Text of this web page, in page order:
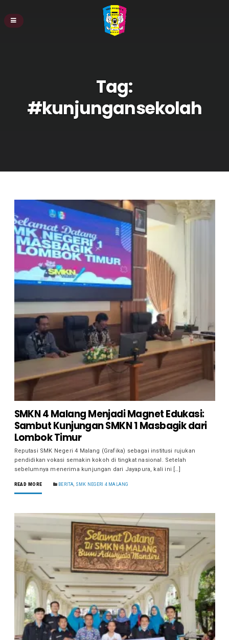
Tag:
#kunjungansekolah
SMKN 4 Malang Menjadi Magnet Edukasi:
Sambut Kunjungan SMKN 1 Masbagik dari
Lombok Timur
Reputasi SMK Negeri 4 Malang (Grafika) sebagai institusi rujukan
pendidikan vokasi semakin kokoh di tingkat nasional. Setelah
sebelumnya menerima kunjungan dari Jayapura, kali ini […]
READ MORE BERITA SMK NEGERI 4 MALANG